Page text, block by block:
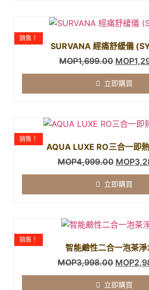
SURVANA 經痛舒緩儀
銷售！
MOP1,699.00 MOP
立即購買
AQUA LUXE RO三合一即
銷售！
MOP4,999.00 MOP
立即購買
智能鹼性二合一泡茶淨
銷售！
MOP3,998.00 MOP
立即購買